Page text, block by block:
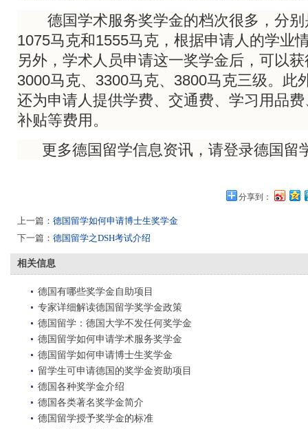
德国学术服务奖学金的档次很多，分别
1075马克和1555马克，根据申请人的学业
另外，学术人员申请这一奖学金后，可以
3000马克、3300马克、3800马克三级。此
还为申请人提供学费、交通费、学习用品
补贴等费用。
更多德国留学信息资讯，请登录德国留
分享到：
上一篇： 德国留学如何申请博士生奖学金
下一篇： 德国留学之DSH考试介绍
相关信息
德国有哪些奖学金自助项目
专家详细解读德国留学奖学金政策
德国留学：德国大学不发任何奖学金
德国留学如何申请学术服务奖学金
德国留学如何申请博士生奖学金
留学生可申请德国的奖学金资助项目
德国各种奖学金介绍
德国各类著名奖学金简介
德国留学授予奖学金的标准